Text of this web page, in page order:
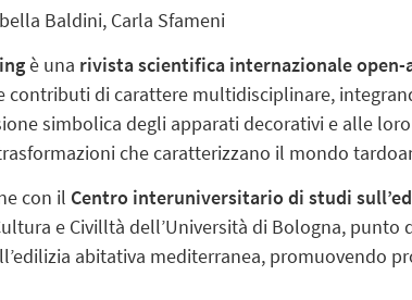
Baldini, Carla Sfameni
è una rivista scientifica internazionale open-
contributi di carattere multidisciplinare,
simbolica degli apparati decorativi e alle
che caratterizzano il mondo
con il Centro interuniversitario di studi
e Civilltà dell’Università di Bologna,
abitativa mediterranea, promuovendo